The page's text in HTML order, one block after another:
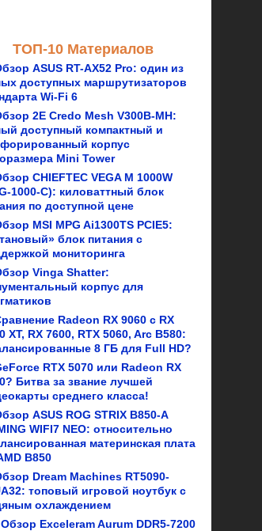
ТОП-10 Материалов
ASUS RT-AX52 Pro: один из
доступных маршрутизаторов
Wi-Fi 6
2E Credo Mesh V300B-MH:
доступный компактный и
корпус
Mini Tower
CHIEFTEC VEGA M 1000W
1000-C): киловаттный блок
по доступной цене
MSI MPG Ai1300TS PCIE5:
блок питания с
мониторинга
Vinga Shatter:
корпус для
Radeon RX 9060 с RX
XT, RX 7600, RTX 5060, Arc B580:
8 ГБ для Full HD?
RTX 5070 или Radeon RX
Битва за звание лучшей
среднего класса!
ASUS ROG STRIX B850-A
WIFI7 NEO: относительно
материнская плата
B850
Dream Machines RT5090-
топовый игровой ноутбук с
охлаждением
Обзор Exceleram Aurum DDR5-7200